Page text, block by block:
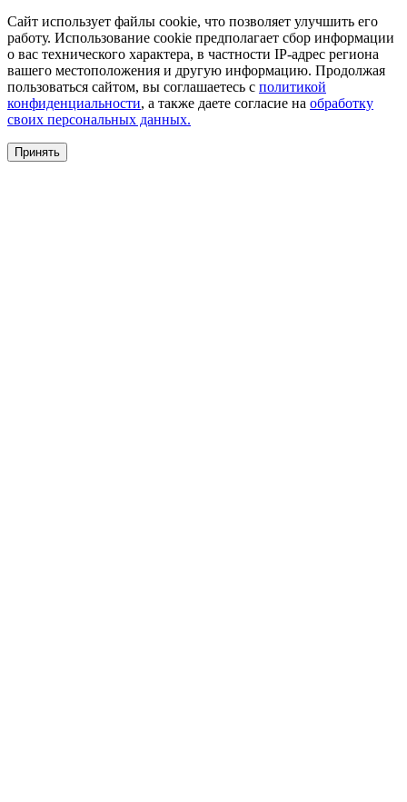
Сайт использует файлы cookie, что позволяет улучшить его
работу. Использование cookie предполагает сбор информации
о вас технического характера, в частности IP-адрес региона
вашего местоположения и другую информацию. Продолжая
пользоваться сайтом, вы соглашаетесь с политикой
конфиденциальности, а также даете согласие на обработку
своих персональных данных.
Принять